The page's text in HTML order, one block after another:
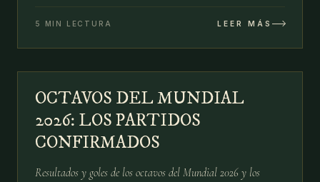
5 MIN LECTURA LEER MÁS
03 JUL
OCTAVOS DEL MUNDIAL
2026: LOS PARTIDOS
CONFIRMADOS
Resultados y goles de los octavos del Mundial 2026 y los